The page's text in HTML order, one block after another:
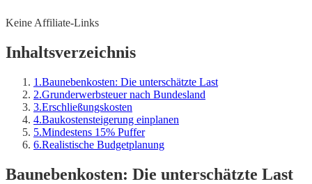
Keine Affiliate-Links
Inhaltsverzeichnis
1 .Baunebenkosten: Die unterschätzte Last
2.Grunderwerbsteuer nach Bundesland
3.Erschließungskosten
4.Baukostensteigerung einplanen
5.Mindestens 15% Puffer
6.Realistische Budgetplanung
Baunebenkosten: Die unterschätzte Last